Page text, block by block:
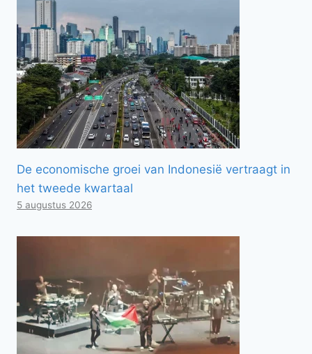
De economische groei van Indonesië vertraagt ​​in
het tweede kwartaal
5 augustus 2026